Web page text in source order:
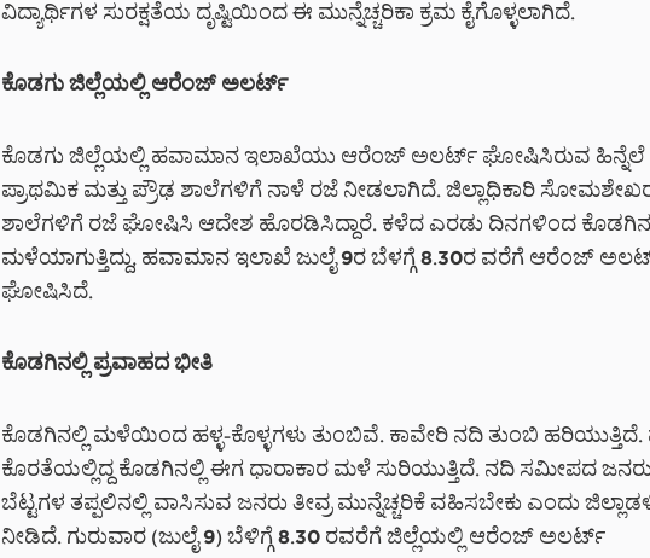
ವಿದ್ಯಾರ್ಥಿಗಳ ಸುರಕ್ಷತೆಯ ದೃಷ್ಟಿಯಿಂದ ಈ ಮುನ್ನೆಚ್ಚರಿಕಾ ಕ್ರಮ ಕೈಗೊಳ್ಳಲಾಗಿದೆ.
ಕೊಡಗು ಜಿಲ್ಲೆಯಲ್ಲಿ ಆರೆಂಜ್ ಅಲರ್ಟ್
ಕೊಡಗು ಜಿಲ್ಲೆಯಲ್ಲಿ ಹವಾಮಾನ ಇಲಾಖೆಯು ಆರೆಂಜ್ ಅಲರ್ಟ್ ಘೋಷಿಸಿರುವ
ಪ್ರಾಥಮಿಕ ಮತ್ತು ಪ್ರೌಢ ಶಾಲೆಗಳಿಗೆ ನಾಳೆ ರಜೆ ನೀಡಲಾಗಿದೆ. ಜಿಲ್ಲಾಧಿಕಾರಿ
ಶಾಲೆಗಳಿಗೆ ರಜೆ ಘೋಷಿಸಿ ಆದೇಶ ಹೊರಡಿಸಿದ್ದಾರೆ. ಕಳೆದ ಎರಡು ದಿನಗಳಿಂದ
ಮಳೆಯಾಗುತ್ತಿದ್ದು, ಹವಾಮಾನ ಇಲಾಖೆ ಜುಲೈ 9ರ ಬೆಳಗ್ಗೆ 8.30ರ ವರೆಗೆ ಆರೆಂಜ್
ಘೋಷಿಸಿದೆ.
ಕೊಡಗಿನಲ್ಲಿ ಪ್ರವಾಹದ ಭೀತಿ
ಕೊಡಗಿನಲ್ಲಿ ಮಳೆಯಿಂದ ಹಳ್ಳ-ಕೊಳ್ಳಗಳು ತುಂಬಿವೆ. ಕಾವೇರಿ ನದಿ ತುಂಬಿ
ಕೊರತೆಯಲ್ಲಿದ್ದ ಕೊಡಗಿನಲ್ಲಿ ಈಗ ಧಾರಾಕಾರ ಮಳೆ ಸುರಿಯುತ್ತಿದೆ. ನದಿ ಸಮೀಪದ ಜನರು,
ಬೆಟ್ಟಗಳ ತಪ್ಪಲಿನಲ್ಲಿ ವಾಸಿಸುವ ಜನರು ತೀವ್ರ ಮುನ್ನೆಚ್ಚರಿಕೆ ವಹಿಸಬೇಕು ಎಂದು
ನೀಡಿದೆ. ಗುರುವಾರ (ಜುಲೈ 9) ಬೆಳಿಗ್ಗೆ 8.30 ರವರೆಗೆ ಜಿಲ್ಲೆಯಲ್ಲಿ ಆರೆಂಜ್ ಅಲರ್ಟ್